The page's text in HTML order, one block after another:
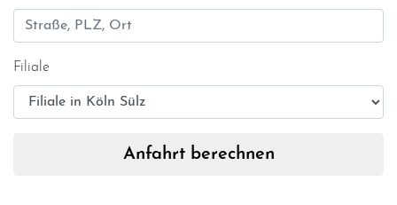
Filiale
Anfahrt berechnen